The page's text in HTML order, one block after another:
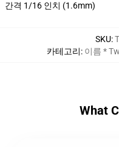
간격 1/16 인치 (1.6mm)
SKU:
카테고리: 이름 *
What